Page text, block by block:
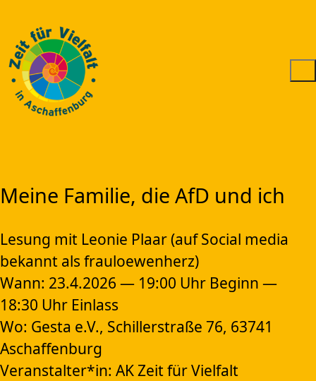
Meine Familie, die AfD und ich
Lesung mit Leonie Plaar (auf Social media
bekannt als frauloewenherz)
Wann: 23.4.2026 — 19:00 Uhr Beginn —
18:30 Uhr Einlass
Wo: Gesta e.V., Schillerstraße 76, 63741
Aschaffenburg
Veranstalter*in: AK Zeit für Vielfalt